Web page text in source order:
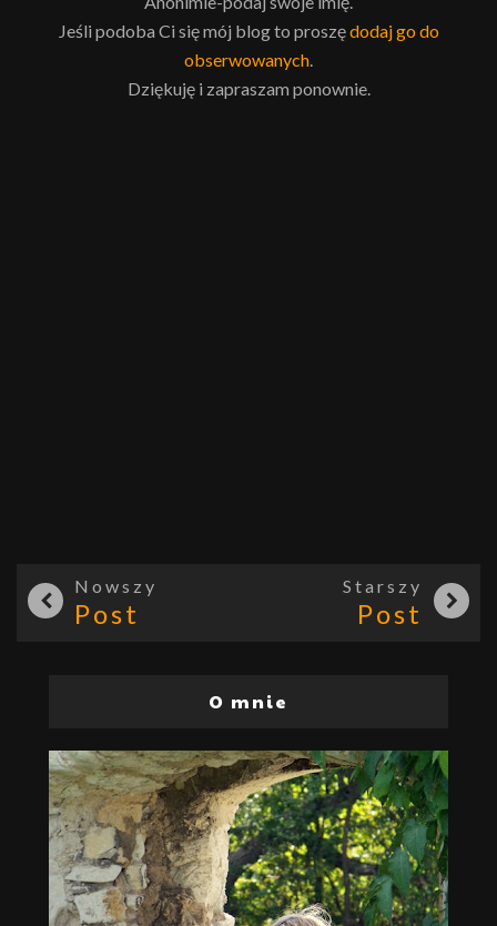
Jeśli podoba Ci się mój blog to proszędodaj go do
obserwowanych.
Dziękuję i zapraszam ponownie.
Nowszy
Post
Starszy
Post
O mnie